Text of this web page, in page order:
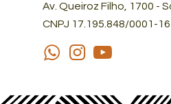
Av. Queiroz Filho, 1700 -
CNPJ 17.195.848/0001-16